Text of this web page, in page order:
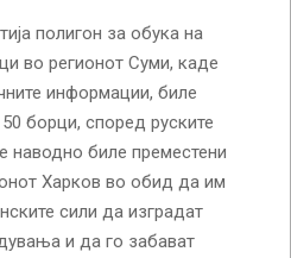
полигон за обука на
во регионот Суми, каде
информации, биле
борци, според руските
наводно биле преместени
Харков во обид да им
сили да изградат
и да го забават